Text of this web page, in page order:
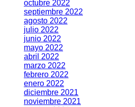
octubre 2022
septiembre 2022
agosto 2022
julio 2022
junio 2022
mayo 2022
abril 2022
marzo 2022
febrero 2022
enero 2022
diciembre 2021
noviembre 2021